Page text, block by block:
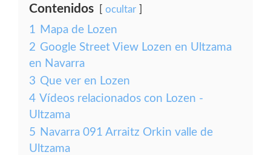
Contenidos ocultar
1 Mapa de Lozen
2 Google Street View Lozen en Ultzama
en Navarra
3 Que ver en Lozen
4 Vídeos relacionados con Lozen -
Ultzama
5 Navarra 091 Arraitz Orkin valle de
Ultzama